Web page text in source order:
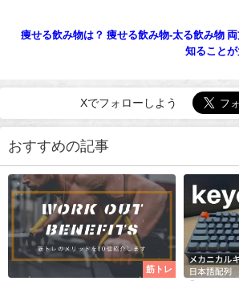
痩せる飲み物は？ 痩せる飲み物-太る飲み物
知ることが
Xでフォローしよう
おすすめの記事
筋トレ